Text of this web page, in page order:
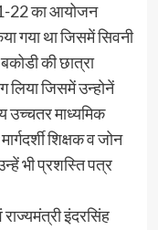
22 का आयोजन
गया था जिसमें सिवनी
की छात्रा
लिया जिसमें उन्होनें
उच्चतर माध्यमिक
शिक्षक व जोन
भी प्रशस्ति पत्र
इंदरसिंह